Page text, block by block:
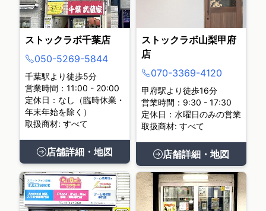
ストックラボ千葉店
050-5269-5844
千葉駅より徒歩5分
営業時間：11:00 - 20:00
定休日：なし（臨時休業・
年末年始を除く）
取扱商材: すべて
店舗詳細・地図
ストックラボ山梨甲府
店
070-3369-4120
甲府駅より徒歩16分
営業時間：9:30 - 17:30
定休日：水曜日のみの営業
取扱商材: すべて
店舗詳細・地図